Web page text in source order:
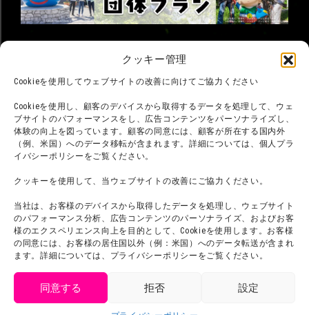
クッキー管理
Cookieを使用してウェブサイトの改善に向けてご協力ください
Cookieを使用し、顧客のデバイスから取得するデータを処理して、ウェ
ブサイトのパフォーマンスをし、広告コンテンツをパーソナライズし、
体験の向上を図っています。顧客の同意には、顧客が所在する国内外
（例、米国）へのデータ移転が含まれます。詳細については、個人プラ
イバシーポリシーをご覧ください。
クッキーを使用して、当ウェブサイトの改善にご協力ください。
当社は、お客様のデバイスから取得したデータを処理し、ウェブサイト
のパフォーマンス分析、広告コンテンツのパーソナライズ、およびお客
様のエクスペリエンス向上を目的として、Cookieを使用します。お客様
の同意には、お客様の居住国以外（例：米国）へのデータ転送が含まれ
ます。詳細については、プライバシーポリシーをご覧ください。
同意する 拒否 設定
©臼井儀人／双葉社・シンエイ・テレビ朝日・ADK
©臼井儀人／双葉社・シンエイ・テレビ朝日・ADK 1993-2026
TM & © TOHO
©諫山創・講談社／「進撃の巨人」The Final Season製作委員会
©2026 Nijigennomori Inc. All Rights Reserved.